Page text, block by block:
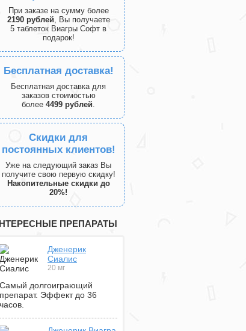
При заказе на сумму более
2190 рублей, Вы получаете
5 таблеток Виагры Софт в
подарок!
Бесплатная доставка!
Бесплатная доставка для
заказов стоимостью
более 4499 рублей.
Скидки для
постоянных клиентов!
Уже на следующий заказ Вы
получите свою первую скидку!
Накопительные скидки до
20%!
ПРЕПАРАТЫ
Дженерик
Сиалис
20 мг
Самый долгоиграющий
препарат. Эффект до 36
часов.